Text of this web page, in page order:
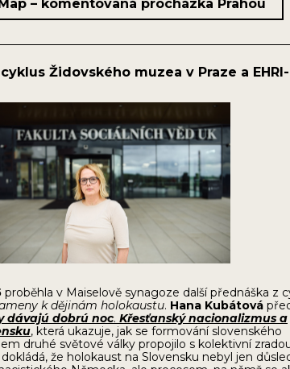
– komentovaná procházka Prahou
Židovského muzea v Praze a
proběhla v Maiselově synagoze další přednáška z
k dějinám holokaustu. Hana Kubátová
dávajú dobrú noc. Křesťanský nacionalizmus a
, která ukazuje, jak se formování slovenského
druhé světové války propojilo s kolektivní
že holokaust na Slovensku nebyl jen